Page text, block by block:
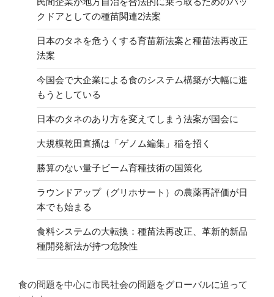
クドアとしての種苗関連2法案
日本のタネを危うくする育苗新法案と種苗法再改正
法案
今国会で大企業による食のシステム構築が大幅に進
もうとしている
日本のタネのあり方を変えてしまう法案が国会に
大規模乾田直播は「ゲノム編集」稲を招く
勝算のない量子ビーム育種技術の国策化
ラウンドアップ（グリホサート）の農薬再評価が日
本でも始まる
食料システムの大転換：種苗法再改正、革新的新品
種開発新法が持つ危険性
食の問題を中心に市民社会の問題をグローバルに追って